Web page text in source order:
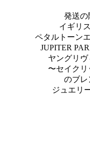
発送の
イギリ
ペタルトーン
JUPITER
ヤングリ
〜セイク
のブレ
ジュエリ